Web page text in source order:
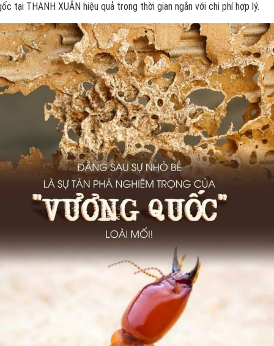
tại THANH XUÂN hiệu quả trong thời gian ngắn với chi phí hợp lý.